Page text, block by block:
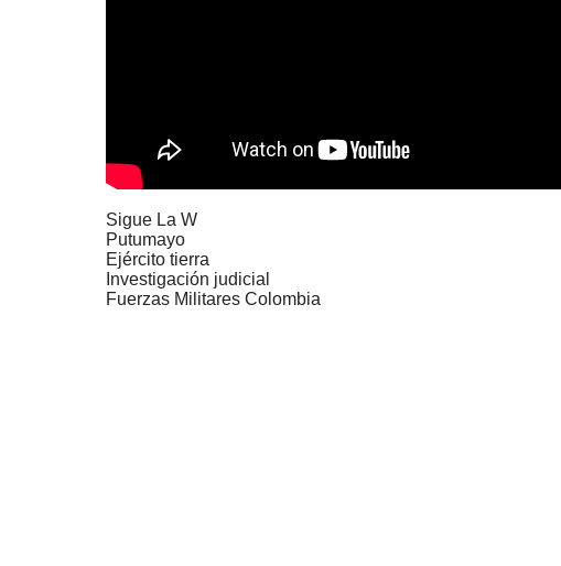
Sigue La W
Putumayo
Ejército tierra
Investigación judicial
Fuerzas Militares Colombia